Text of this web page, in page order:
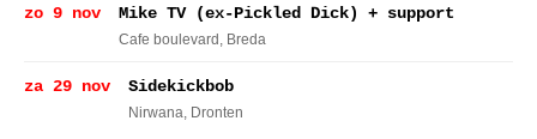
zo 9 nov Mike TV (ex-Pickled Dick) + support
Cafe boulevard , Breda
za 29 nov Sidekickbob
Nirwana, Dronten